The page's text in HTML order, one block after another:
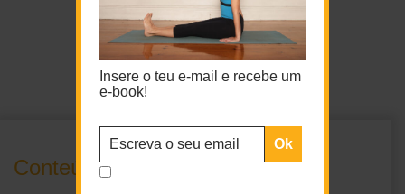
Conteúdos exclusivos para ti
Insere o teu e-mail e recebe um
e-book!